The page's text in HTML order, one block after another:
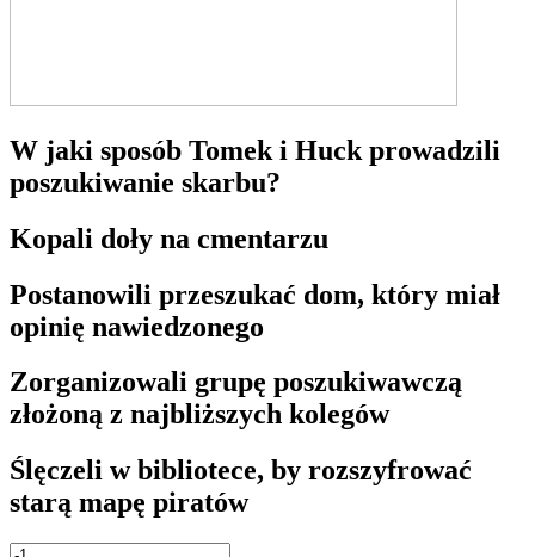
W jaki sposób Tomek i Huck prowadzili
poszukiwanie skarbu?
Kopali doły na cmentarzu
Postanowili przeszukać dom, który miał
opinię nawiedzonego
Zorganizowali grupę poszukiwawczą
złożoną z najbliższych kolegów
Ślęczeli w bibliotece, by rozszyfrować
starą mapę piratów